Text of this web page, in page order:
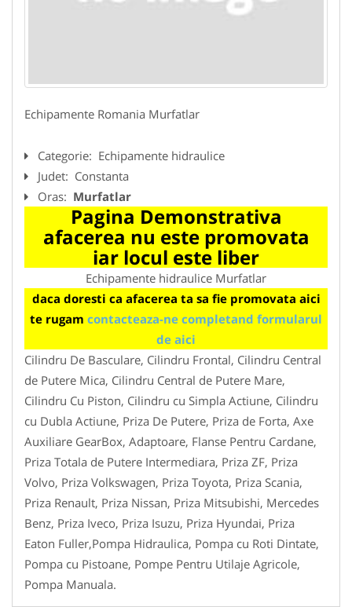
Echipamente Romania Murfatlar
Categorie: Echipamente hidraulice
Judet: Constanta
Oras: Murfatlar
Pagina Demonstrativa
afacerea nu este promovata
iar locul este liber
Echipamente hidraulice Murfatlar
daca doresti ca afacerea ta sa fie promovata aici
te rugam contacteaza-ne completand formularul
de aici
Cilindru De Basculare, Cilindru Frontal, Cilindru Central
de Putere Mica, Cilindru Central de Putere Mare,
Cilindru Cu Piston, Cilindru cu Simpla Actiune, Cilindru
cu Dubla Actiune, Priza De Putere, Priza de Forta, Axe
Auxiliare GearBox, Adaptoare, Flanse Pentru Cardane,
Priza Totala de Putere Intermediara, Priza ZF, Priza
Volvo, Priza Volkswagen, Priza Toyota, Priza Scania,
Priza Renault, Priza Nissan, Priza Mitsubishi, Mercedes
Benz, Priza Iveco, Priza Isuzu, Priza Hyundai, Priza
Eaton Fuller,Pompa Hidraulica, Pompa cu Roti Dintate,
Pompa cu Pistoane, Pompe Pentru Utilaje Agricole,
Pompa Manuala.